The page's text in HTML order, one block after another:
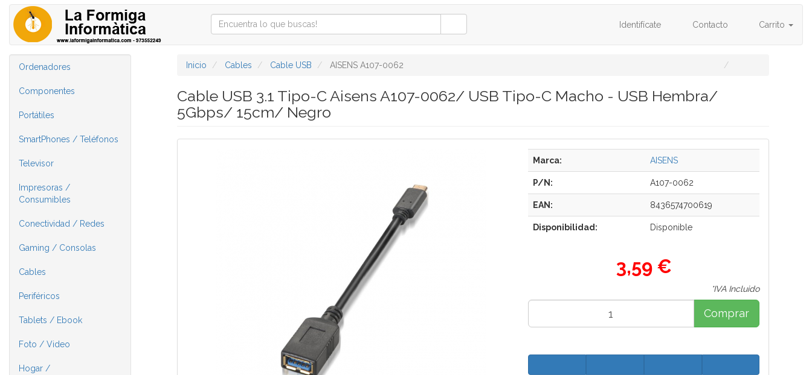
Identifícate Contacto Carrito
Ordenadores
Componentes
Portátiles
SmartPhones / Teléfonos
Televisor
Impresoras /
Consumibles
Conectividad / Redes
Gaming / Consolas
Cables
Periféricos
Tablets / Ebook
Foto / Video
Hogar /
Inicio Cables Cable USB AISENS A107-0062
Cable USB 3.1 Tipo-C Aisens A107-0062/ USB Tipo-C Macho - USB Hembra/
5Gbps/ 15cm/ Negro
Marca: AISENS
P/N: A107-0062
EAN: 8436574700619
Disponibilidad: Disponible
3,59 €
*IVA Incluido
Comprar